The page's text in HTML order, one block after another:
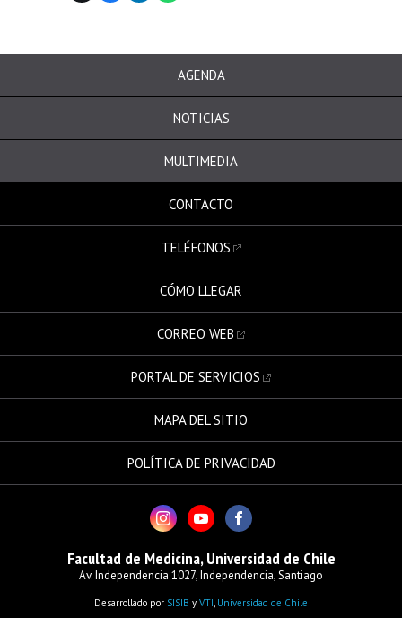
AGENDA
NOTICIAS
MULTIMEDIA
CONTACTO
TELÉFONOS
CÓMO LLEGAR
CORREO WEB
PORTAL DE SERVICIOS
MAPA DEL SITIO
POLÍTICA DE PRIVACIDAD
Facultad de Medicina, Universidad de Chile
Av. Independencia 1027, Independencia, Santiago
Desarrollado por SISIB y VTI, Universidad de Chile